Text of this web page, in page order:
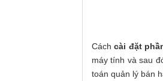
Cáchcài đặt
máy tính và sau
toán quản lý bán